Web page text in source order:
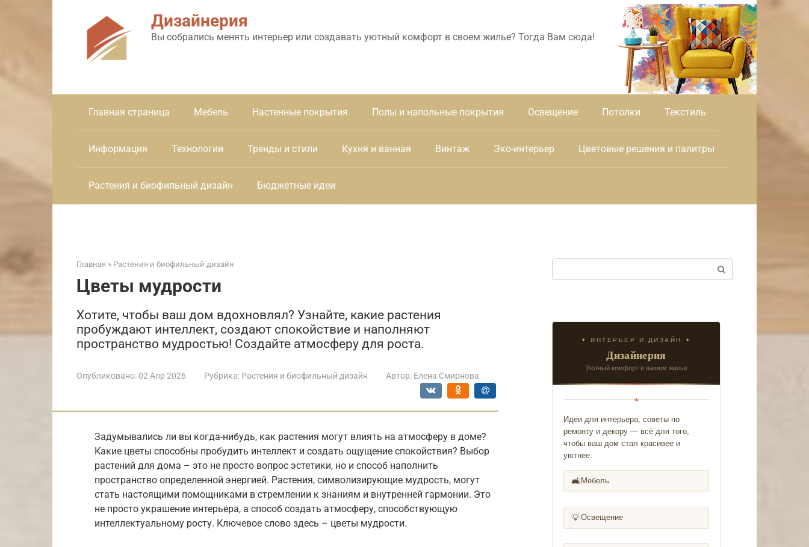
Дизайнерия
Вы собрались менять интерьер или создавать уютный комфорт в своем жилье? Тогда Вам сюда!
Главная страница Мебель Настенные покрытия Полы и напольные покрытия Освещение Потолки Текстиль
Информация Технологии Тренды и стили Кухня и ванная Винтаж Эко-интерьер Цветовые решения и палитры
Растения и биофильный дизайн Бюджетные идеи
Главная » Растения и биофильный дизайн
Цветы мудрости
Хотите, чтобы ваш дом вдохновлял? Узнайте, какие растения
пробуждают интеллект, создают спокойствие и наполняют
пространство мудростью! Создайте атмосферу для роста.
Опубликовано: 02 Апр 2026 Рубрика: Растения и биофильный дизайн Автор: Елена Смирнова
Задумывались ли вы когда-нибудь, как растения могут влиять на атмосферу в доме?
Какие цветы способны пробудить интеллект и создать ощущение спокойствия? Выбор
растений для дома – это не просто вопрос эстетики, но и способ наполнить
пространство определенной энергией. Растения, символизирующие мудрость, могут
стать настоящими помощниками в стремлении к знаниям и внутренней гармонии. Это
не просто украшение интерьера, а способ создать атмосферу, способствующую
интеллектуальному росту. Ключевое слово здесь – цветы мудрости.
✦ ИНТЕРЬЕР И ДИЗАЙН ✦
Дизайнерия
Уютный комфорт в вашем жилье
❧
Идеи для интерьера, советы по
ремонту и декору — всё для того,
чтобы ваш дом стал красивее и
уютнее.
🛋️ Мебель
💡Освещение